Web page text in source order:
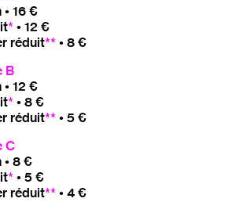
16 €
* • 12 €
réduit** • 8 €
B
12 €
* • 8 €
réduit** • 5 €
C
• 8 €
* • 5 €
réduit** • 4 €